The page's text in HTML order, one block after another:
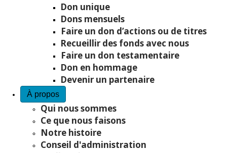
Don unique
Dons mensuels
Faire un don d’actions ou de titres
Recueillir des fonds avec nous
Faire un don testamentaire
Don en hommage
Devenir un partenaire
À propos
Qui nous sommes
Ce que nous faisons
Notre histoire
Conseil d'administration